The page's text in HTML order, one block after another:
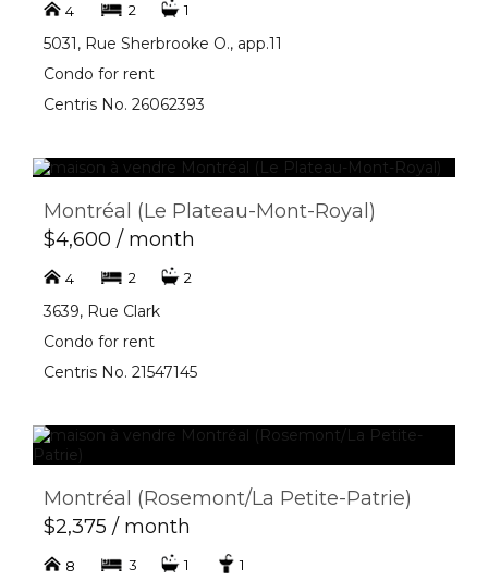
4 2 1
5031, Rue Sherbrooke O., app.11
Condo for rent
Centris No. 26062393
Montréal (Le Plateau-Mont-Royal)
$4,600 / month
4 2 2
3639, Rue Clark
Condo for rent
Centris No. 21547145
Montréal (Rosemont/La Petite-Patrie)
$2,375 / month
8 3 1 1